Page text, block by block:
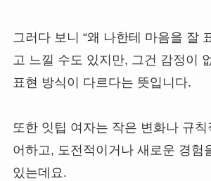
그러다 보니 “왜 나한테 마음을 잘
고 느낄 수도 있지만, 그건 감정이
표현 방식이 다르다는 뜻입니다.
또한 잇팁 여자는 작은 변화나 규
어하고, 도전적이거나 새로운 경험
있는데요.